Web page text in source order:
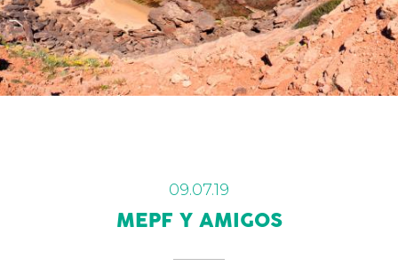
MEPF Y AMIGOS
09.07.19